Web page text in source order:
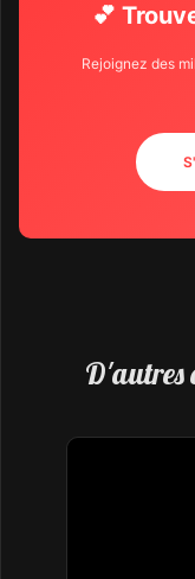
💕
Rejoignez des
D'autres